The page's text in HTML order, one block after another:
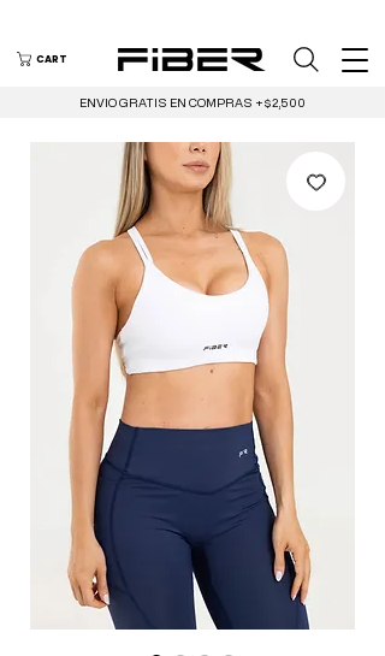
CART
ENVIO GRATIS EN COMPRAS +$2,500